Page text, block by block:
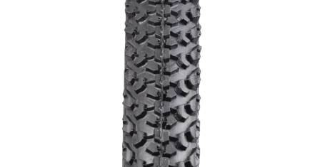
https://www.doctortrotineta.ro/lumini
https://www.doctortrotineta.ro/cadru